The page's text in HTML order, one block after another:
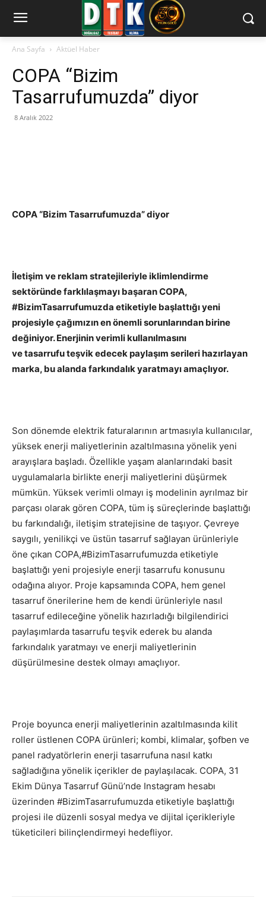
Ana Sayfa Aktüel Haber
COPA “Bizim
Tasarrufumuzda” diyor
8 Aralık 2022
COPA “Bizim Tasarrufumuzda” diyor
İletişim ve reklam stratejileriyle iklimlendirme
sektöründe farklılaşmayı başaran COPA,
#BizimTasarrufumuzda etiketiyle başlattığı yeni
projesiyle çağımızın en önemli sorunlarından birine
değiniyor. Enerjinin verimli kullanılmasını
ve tasarrufu teşvik edecek paylaşım serileri hazırlayan
marka, bu alanda farkındalık yaratmayı amaçlıyor.
Son dönemde elektrik faturalarının artmasıyla kullanıcılar,
yüksek enerji maliyetlerinin azaltılmasına yönelik yeni
arayışlara başladı. Özellikle yaşam alanlarındaki basit
uygulamalarla birlikte enerji maliyetlerini düşürmek
mümkün. Yüksek verimli olmayı iş modelinin ayrılmaz bir
parçası olarak gören COPA, tüm iş süreçlerinde başlattığı
bu farkındalığı, iletişim stratejisine de taşıyor. Çevreye
saygılı, yenilikçi ve üstün tasarruf sağlayan ürünleriyle
öne çıkan COPA,#BizimTasarrufumuzda etiketiyle
başlattığı yeni projesiyle enerji tasarrufu konusunu
odağına alıyor. Proje kapsamında COPA, hem genel
tasarruf önerilerine hem de kendi ürünleriyle nasıl
tasarruf edileceğine yönelik hazırladığı bilgilendirici
paylaşımlarda tasarrufu teşvik ederek bu alanda
farkındalık yaratmayı ve enerji maliyetlerinin
düşürülmesine destek olmayı amaçlıyor.
Proje boyunca enerji maliyetlerinin azaltılmasında kilit
roller üstlenen COPA ürünleri; kombi, klimalar, şofben ve
panel radyatörlerin enerji tasarrufuna nasıl katkı
sağladığına yönelik içerikler de paylaşılacak. COPA, 31
Ekim Dünya Tasarruf Günü’nde Instagram hesabı
üzerinden #BizimTasarrufumuzda etiketiyle başlattığı
projesi ile düzenli sosyal medya ve dijital içerikleriyle
tüketicileri bilinçlendirmeyi hedefliyor.